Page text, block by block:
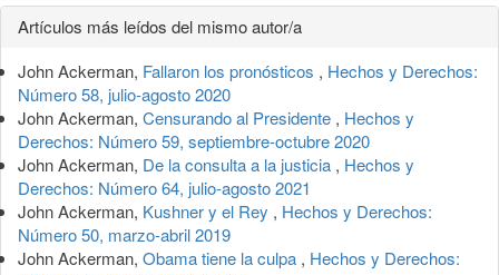
Detalles
del
artículo
Artículos más leídos del mismo autor/a
John Ackerman, Fallaron los pronósticos , Hechos y Derechos:
Número 58, julio-agosto 2020
John Ackerman, Censurando al Presidente , Hechos y
Derechos: Número 59, septiembre-octubre 2020
John Ackerman, De la consulta a la justicia , Hechos y
Derechos: Número 64, julio-agosto 2021
John Ackerman, Kushner y el Rey , Hechos y Derechos:
Número 50, marzo-abril 2019
John Ackerman, Obama tiene la culpa , Hechos y Derechos: